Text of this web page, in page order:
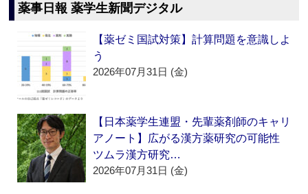
薬事日報 薬学生新聞デジタル
【薬ゼミ国試対策】計算問題を意識しよ
う
2026年07月31日 (金)
【日本薬学生連盟・先輩薬剤師のキャリ
アノート】広がる漢方薬研究の可能性
ツムラ漢方研究…
2026年07月31日 (金)